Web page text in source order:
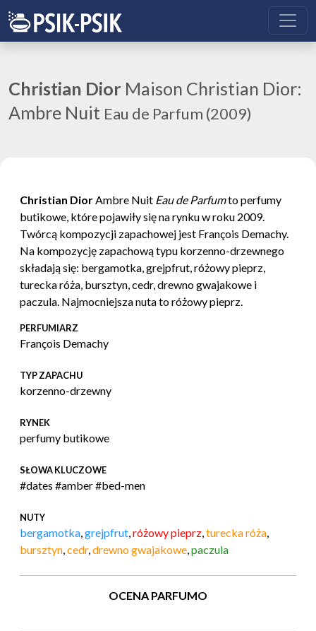
Christian Dior Maison Christian Dior:
Ambre Nuit Eau de Parfum (2009)
Christian DiorAmbre Nuit Eau de Parfumto perfumy
butikowe, które pojawiły się na rynku w roku 2009.
Twórcą kompozycji zapachowej jest François Demachy.
Na kompozycję zapachową typu korzenno-drzewnego
składają się: bergamotka, grejpfrut, różowy pieprz,
turecka róża, bursztyn, cedr, drewno gwajakowe i
paczula. Najmocniejsza nuta to różowy pieprz.
PERFUMIARZ
François Demachy
TYP ZAPACHU
korzenno-drzewny
RYNEK
perfumy butikowe
SŁOWA KLUCZOWE
#dates #amber #bed-men
NUTY
bergamotka,grejpfrut,różowy pieprz,turecka róża,
bursztyn,cedr,drewno gwajakowe,paczula
OCENA PARFUMO